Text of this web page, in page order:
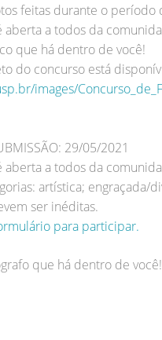
feitas durante o
a todos da
que há dentro de você!
do concurso está
images/
29/05/2021
a todos da
artística;
ser inéditas.
para participar.
que há dentro de você!